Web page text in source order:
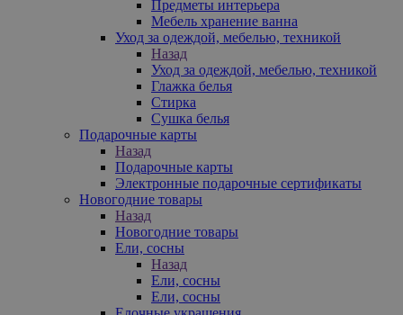
Предметы интерьера
Мебель хранение ванна
Уход за одеждой, мебелью, техникой
Назад
Уход за одеждой, мебелью, техникой
Глажка белья
Стирка
Сушка белья
Подарочные карты
Назад
Подарочные карты
Электронные подарочные сертификаты
Новогодние товары
Назад
Новогодние товары
Ели, сосны
Назад
Ели, сосны
Ели, сосны